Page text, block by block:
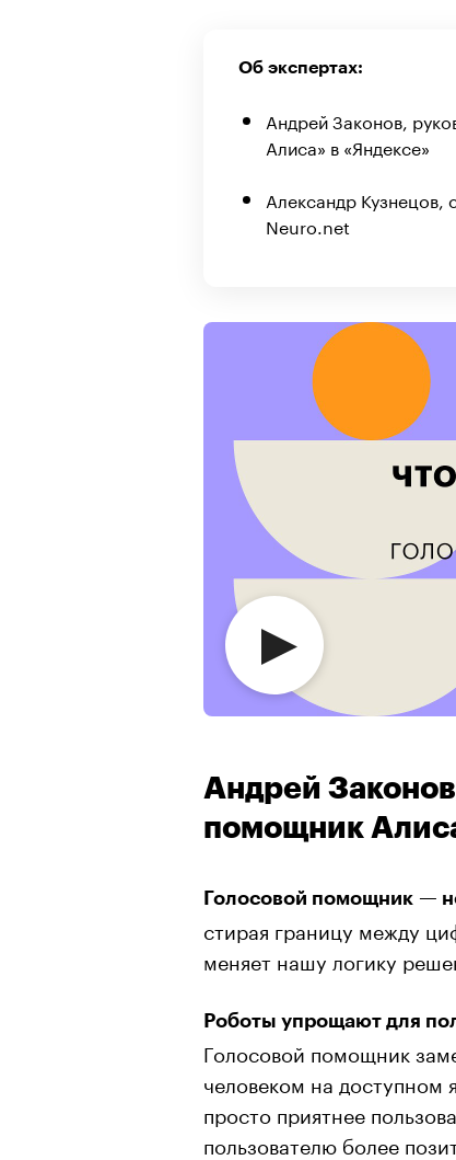
Об экспертах:
Андрей Законов,
Алиса» в «Яндексе»
Александр Кузнецов,
Neuro.net
Андрей
помощник
Голосовой помощник —
стирая границу между
меняет нашу логику
Роботы упрощают для
Голосовой помощник
человеком на доступном
просто приятнее
пользователю более